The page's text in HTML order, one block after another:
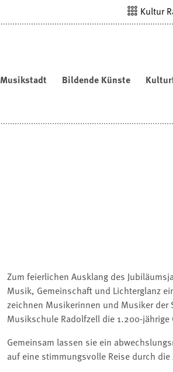
Kultur
Musikstadt Bildende Künste
Zum feierlichen Ausklang des
Musik, Gemeinschaft und Lichterglanz
zeichnen Musikerinnen und Musiker
Musikschule Radolfzell die 1.200-
Gemeinsam lassen sie ein
auf eine stimmungsvolle Reise durch